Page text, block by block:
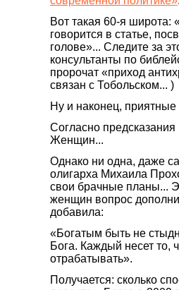
Вот такая 60-я широта:
говорится в статье,
голове»... Следите за
консультанты по
пророчат «приход
связан с Тобольском... )
Ну и наконец, приятные
Согласно
Женщин...
Однако ни одна, даже
олигарха Михаила
свои брачные планы...
женщин вопрос
добавила:
«Богатым быть не
Бога. Каждый несет то,
отрабатывать».
Получается: сколько